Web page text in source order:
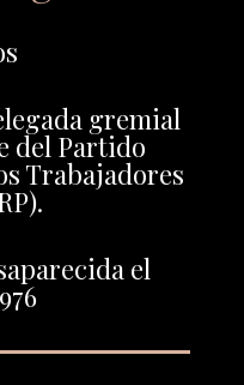
gremial
del Partido
Trabajadores
el